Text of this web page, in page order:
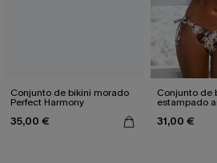
Conjunto de bikini morado
Perfect Harmony
35,00 €
Conjunto de
estampado
31,00 €